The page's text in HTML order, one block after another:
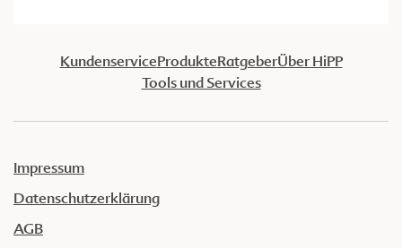
KundenserviceProdukteRatgeberÜber HiPP
Tools und Services
Impressum
Datenschutzerklärung
AGB